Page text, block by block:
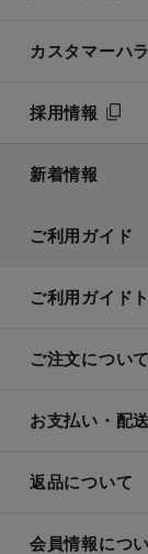
カスタマーハ
採用情報
新着情報
ご利用ガイド
ご利用ガイド
ご注文について
お支払い・配
返品について
会員情報につ